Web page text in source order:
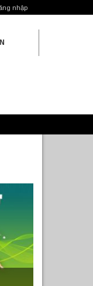
nhập